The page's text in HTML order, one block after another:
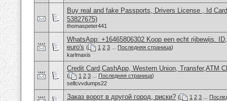
Buy real and fake Passports, Drivers License , Id
53827675)
thomaspeter441
WhatsApp: +16465806302 Koop een echt rijbewijs.
euro's ( 1 2 3 Последняя страница)
karlmaxis
Credit Card,CashApp, Western Union, Transfer,ATM
( 1 2 3 Последняя страница)
sellcvvdumps22
Заказ ворот в другой город, риски? ( 1 2 3